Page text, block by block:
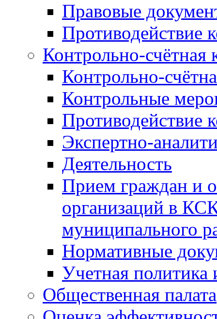
Правовые
Противодействие
Контрольно-счётная
Контрольно-
Контрольные
Противодействие
Экспертно-
Деятельность
Прием граждан и
организаций в
муниципального
Нормативные
Учетная политика
Общественная палата